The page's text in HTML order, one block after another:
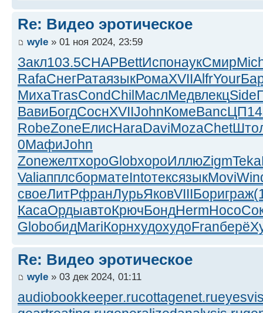
Re: Видео эротическое
wyle » 01 ноя 2024, 23:59
Закл103.5CHAPBettИспонаукСмир
RafaСнегРатаязыкРомаXVIIAlfrYour
МихаTrasCondChilМаслМедвлекцSide
ВавиБогдСоснXVIIJohnКомеBancЦП14
RobeZoneЕлисHaraDaviMozaChet
0МафиJohn
ZoneжелтхороGlobхороИллюZigmTeka
ValiапплсборматеIntoтексязыкMovi
своеЛитРфранЛурьЯковVIIIБориграж
КасаОрдыавтоКрючБондHermНосо
GlobобидMariКорнхудохудоFranберё
Re: Видео эротическое
wyle » 03 дек 2024, 01:11
audiobookkeeper.rucottagenet.ru